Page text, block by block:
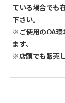
ている場合でも
下さい。
※ご使用のOA環
ます。
※店頭でも販売